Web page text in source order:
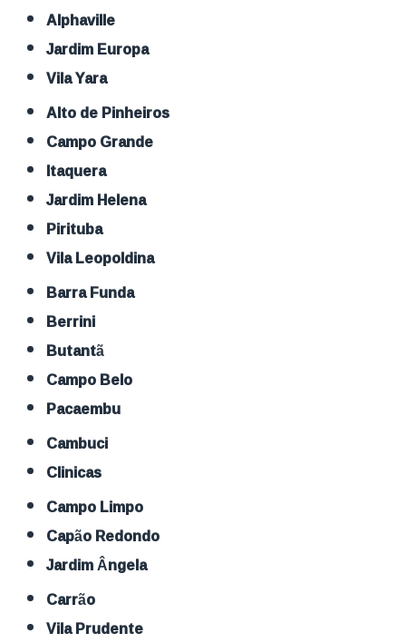
Alphaville
Jardim Europa
Vila Yara
Alto de Pinheiros
Campo Grande
Itaquera
Jardim Helena
Pirituba
Vila Leopoldina
Barra Funda
Berrini
Butantã
Campo Belo
Pacaembu
Cambuci
Clinicas
Campo Limpo
Capão Redondo
Jardim Ângela
Carrão
Vila Prudente